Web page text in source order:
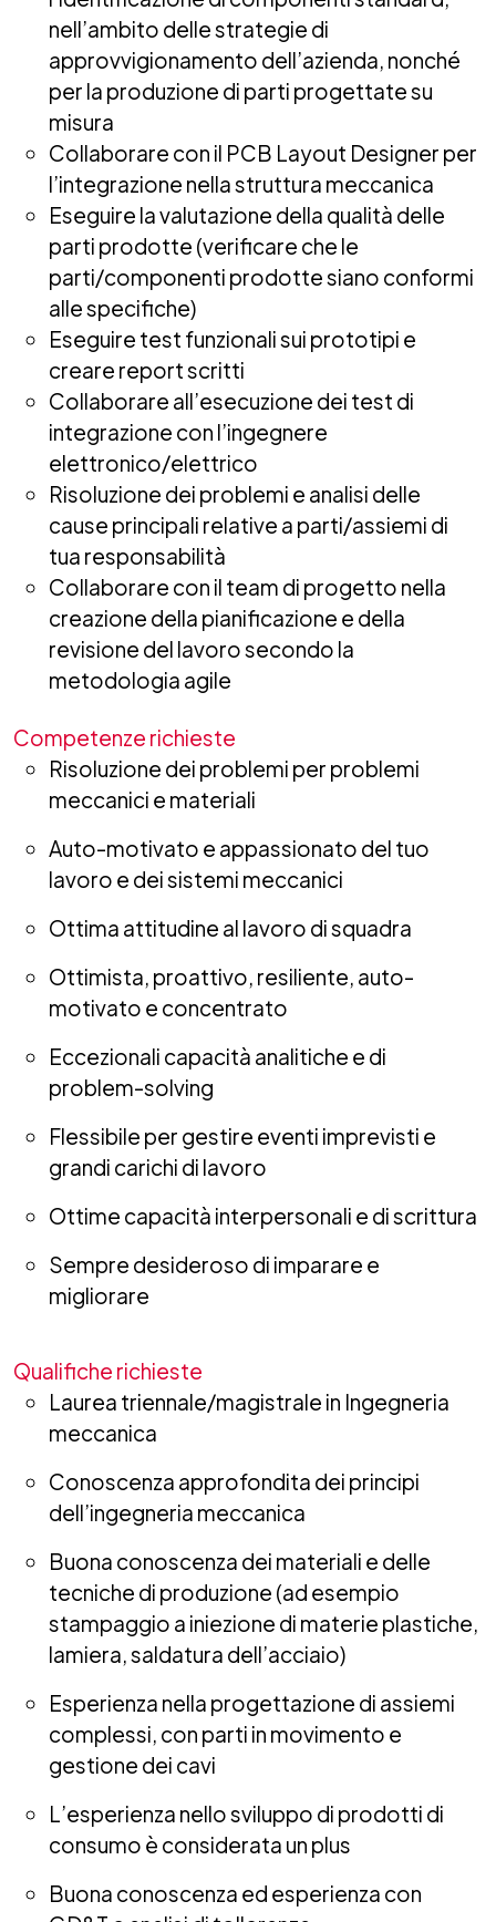
nell’ambito delle strategie di
approvvigionamento dell’azienda, nonché
per la produzione di parti progettate su
misura
Collaborare con il PCB Layout Designer per
l’integrazione nella struttura meccanica
Eseguire la valutazione della qualità delle
parti prodotte (verificare che le
parti/componenti prodotte siano conformi
alle specifiche)
Eseguire test funzionali sui prototipi e
creare report scritti
Collaborare all’esecuzione dei test di
integrazione con l’ingegnere
elettronico/elettrico
Risoluzione dei problemi e analisi delle
cause principali relative a parti/assiemi di
tua responsabilità
Collaborare con il team di progetto nella
creazione della pianificazione e della
revisione del lavoro secondo la
metodologia agile
Competenze richieste
Risoluzione dei problemi per problemi
meccanici e materiali
Auto-motivato e appassionato del tuo
lavoro e dei sistemi meccanici
Ottima attitudine al lavoro di squadra
Ottimista, proattivo, resiliente, auto-
motivato e concentrato
Eccezionali capacità analitiche e di
problem-solving
Flessibile per gestire eventi imprevisti e
grandi carichi di lavoro
Ottime capacità interpersonali e di scrittura
Sempre desideroso di imparare e
migliorare
Qualifiche richieste
Laurea triennale/magistrale in Ingegneria
meccanica
Conoscenza approfondita dei principi
dell’ingegneria meccanica
Buona conoscenza dei materiali e delle
tecniche di produzione (ad esempio
stampaggio a iniezione di materie plastiche,
lamiera, saldatura dell’acciaio)
Esperienza nella progettazione di assiemi
complessi, con parti in movimento e
gestione dei cavi
L’esperienza nello sviluppo di prodotti di
consumo è considerata un plus
Buona conoscenza ed esperienza con